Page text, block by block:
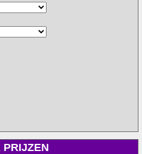
PRIJZEN